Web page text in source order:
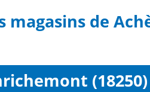
magasins de